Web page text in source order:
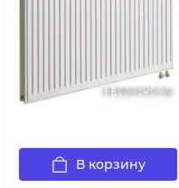
В корзину